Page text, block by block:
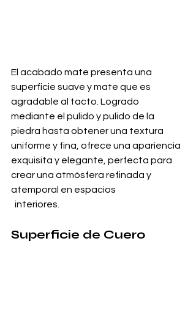
El acabado mate presenta una
superficie suave y mate que es
agradable al tacto. Logrado
mediante el pulido y pulido de la
piedra hasta obtener una textura
uniforme y fina, ofrece una apariencia
exquisita y elegante, perfecta para
crear una atmósfera refinada y
atemporal en espacios
  interiores.
Superficie de Cuero